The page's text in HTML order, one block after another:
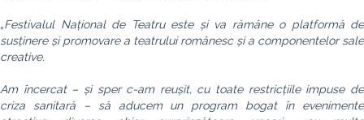
„Festivalul Național de Teatru este și va rămâne o platformă de
susținere și promovare a teatrului românesc și a componentelor sale
creative.
Am încercat – și sper c-am reușit, cu toate restricțiile impuse de
criza sanitară – să aducem un program bogat în evenimente